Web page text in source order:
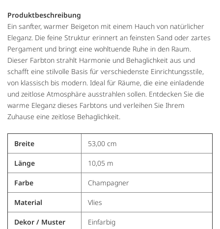
Produktbeschreibung
Ein sanfter, warmer Beigeton mit einem Hauch von natürlicher
Eleganz. Die feine Struktur erinnert an feinsten Sand oder zartes
Pergament und bringt eine wohltuende Ruhe in den Raum.
Dieser Farbton strahlt Harmonie und Behaglichkeit aus und
schafft eine stilvolle Basis für verschiedenste Einrichtungsstile,
von klassisch bis modern. Ideal für Räume, die eine einladende
und zeitlose Atmosphäre ausstrahlen sollen. Entdecken Sie die
warme Eleganz dieses Farbtons und verleihen Sie Ihrem
Zuhause eine zeitlose Behaglichkeit.
Breite 53,00 cm
Länge 10,05 m
Farbe Champagner
Material Vlies
Dekor / Muster Einfarbig